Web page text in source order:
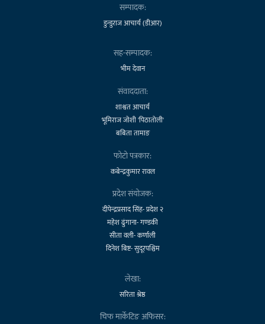
सम्पादक:
डुन्डुराज आचार्य (डीआर)
सह-सम्पादक:
भीम देवान
संवाददाता:
शाश्वत आचार्य
भूमिराज जोशी 'पिठातोली'
बबिता तामाङ
फोटो पत्रकार:
कबेन्द्रकुमार रावल
प्रदेश संयोजक:
दीपेन्द्रप्रसाद सिंह- प्रदेश २
महेश ढुंगाना- गण्डकी
सीता वली- कर्णाली
दिनेश बिष्ट- सुदूरपश्चिम
लेखा:
सरिता श्रेष्ठ
चिफ मार्केटिङ अफिसर: